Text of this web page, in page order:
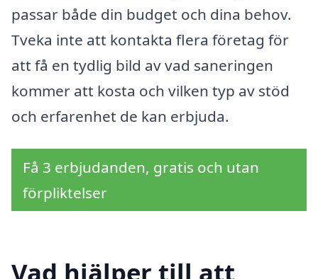
passar både din budget och dina behov.
Tveka inte att kontakta flera företag för
att få en tydlig bild av vad saneringen
kommer att kosta och vilken typ av stöd
och erfarenhet de kan erbjuda.
Få 3 erbjudanden, gratis och utan
förpliktelser